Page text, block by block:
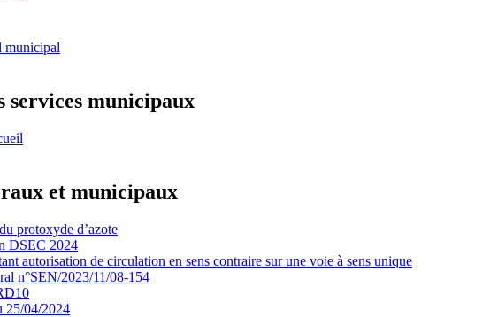
municipal
services municipaux
et municipaux
protoxyde d’azote
DSEC 2024
autorisation de circulation en sens contraire sur une voie à sens unique
n°SEN/2023/11/08-154
25/04/2024